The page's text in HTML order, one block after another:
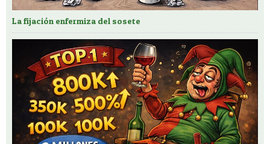
La fijación enfermiza del sosete